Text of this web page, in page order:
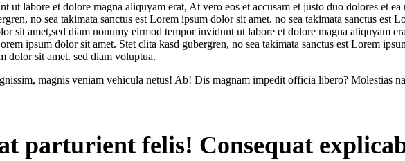
labore et dolore magna aliquyam erat, At vero eos et accusam et justo duo dolores et
no sea takimata sanctus est Lorem ipsum dolor sit amet. no sea takimata sanctus est
sit amet,sed diam nonumy eirmod tempor invidunt ut labore et dolore magna aliquyam
ipsum dolor sit amet. Stet clita kasd gubergren, no sea takimata sanctus est Lorem
dolor sit amet. sed diam voluptua.
magnis veniam vehicula netus! Ab! Dis magnam impedit officia libero? Molestias
parturient felis! Consequat